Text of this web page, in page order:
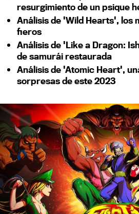
resurgimiento de un psique
Análisis de 'Wild Hearts', los
fieros
Análisis de 'Like a Dragon:
de samurái restaurada
Análisis de 'Atomic Heart',
sorpresas de este 2023